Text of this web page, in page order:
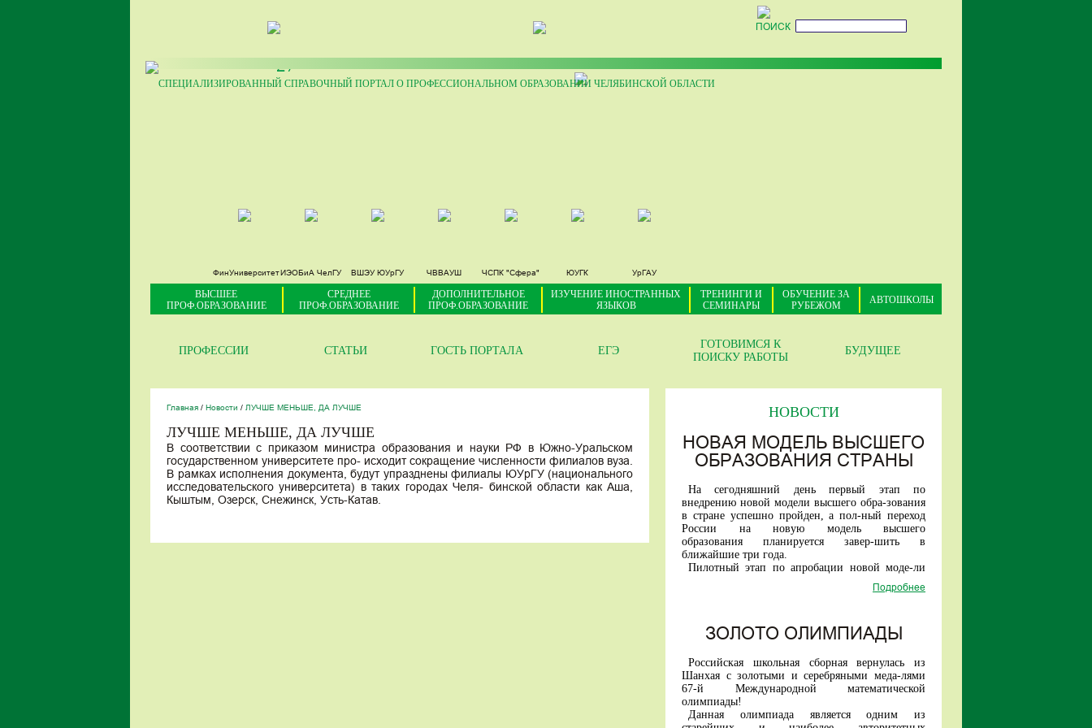
27
ПОИСК
СПЕЦИАЛИЗИРОВАННЫЙ СПРАВОЧНЫЙ ПОРТАЛ О ПРОФЕССИОНАЛЬНОМ ОБРАЗОВАНИИ ЧЕЛЯБИНСКОЙ ОБЛАСТИ
ФинУниверситет ИЭОБиА ЧелГУ ВШЭУ ЮУрГУ ЧВВАУШ ЧСПК "Сфера" ЮУГК УрГАУ
ВЫСШЕЕ
ПРОФ.ОБРАЗОВАНИЕ
СРЕДНЕЕ
ПРОФ.ОБРАЗОВАНИЕ
ДОПОЛНИТЕЛЬНОЕ
ПРОФ.ОБРАЗОВАНИЕ
ИЗУЧЕНИЕ ИНОСТРАННЫХ
ЯЗЫКОВ
ТРЕНИНГИ И
СЕМИНАРЫ
ОБУЧЕНИЕ ЗА
РУБЕЖОМ
АВТОШКОЛЫ
ПРОФЕССИИ СТАТЬИ ГОСТЬ ПОРТАЛА ЕГЭ
ГОТОВИМСЯ К
ПОИСКУ РАБОТЫ
БУДУЩЕЕ
Главная / Новости / ЛУЧШЕ МЕНЬШЕ, ДА ЛУЧШЕ
ЛУЧШЕ МЕНЬШЕ, ДА ЛУЧШЕ
В соответствии с приказом министра образования и науки РФ в Южно-Уральском
государственном университете про- исходит сокращение численности филиалов вуза.
В рамках исполнения документа, будут упразднены филиалы ЮУрГУ (национального
исследовательского университета) в таких городах Челя- бинской области как Аша,
Кыштым, Озерск, Снежинск, Усть-Катав.
НОВОСТИ
НОВАЯ МОДЕЛЬ ВЫСШЕГО
ОБРАЗОВАНИЯ СТРАНЫ
На сегодняшний день первый этап по
внедрению новой модели высшего обра-зования
в стране успешно пройден, а пол-ный переход
России на новую модель высшего
образования планируется завер-шить в
ближайшие три года.
Пилотный этап по апробации новой моде-ли
Первыми в проект вошли шесть ведущих
им. Канта, МПГУ.
С января текущего года в эксперименте
участвуют уже 17 вузов.
А первые шесть вузов проекта в этому году
будут принимать студентов уже только на новые
образовательные про-граммы.
В основе новой модели высшего образо-вания
России обучение студента в один этап (быть
Подробнее
ЗОЛОТО ОЛИМПИАДЫ
Российская школьная сборная вернулась из
Шанхая с золотыми и серебряными меда-лями
67-й Международной математической
олимпиады!
Данная олимпиада является одним из